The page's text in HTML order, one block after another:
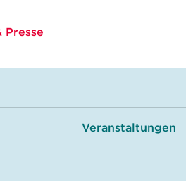
Presse
Veranstaltungen